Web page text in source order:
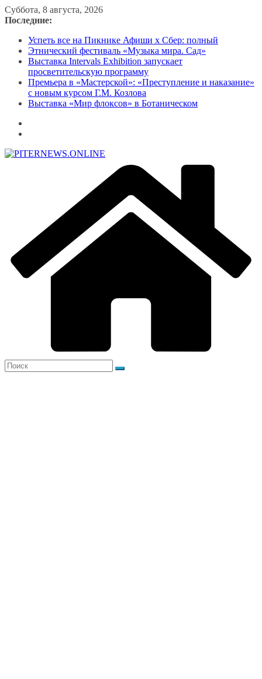
Перейти
к
Суббота, 8 августа, 2026
Последние:
Успеть все на Пикнике Афиши x Сбер: полный
Этнический фестиваль «Музыка мира. Сад»
Выставка Intervals Exhibition запускает
просветительскую программу
Премьера в «Мастерской»: «Преступление и наказание»
с новым курсом Г.М. Козлова
Выставка «Мир флоксов» в Ботаническом